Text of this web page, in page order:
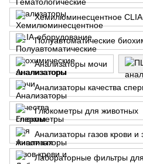
Хемилюминесцентное
Полуавтоматические
Анализаторы мочи
Анализаторы качества
Глюкометры для животных
Анализаторы газов крови и
Лабораторные фильтры